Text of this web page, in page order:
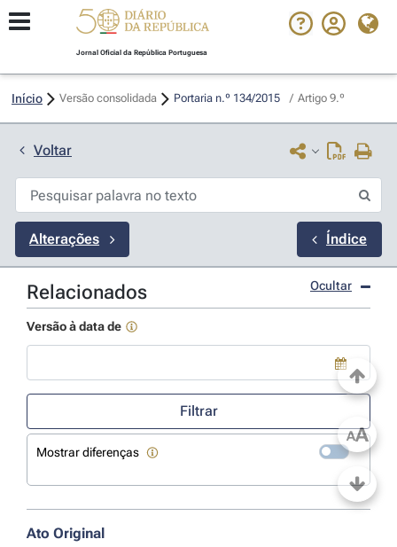
Jornal Oficial da República Portuguesa
Início Versão consolidada Portaria n.º 134/2015 / Artigo 9.º
Voltar
Alterações Índice
Relacionados Ocultar
Versão à data de
Use a tecla de seta para baixo para abrir o calendário; Use as
Filtrar
Mostrar diferenças
Ato Original
AA